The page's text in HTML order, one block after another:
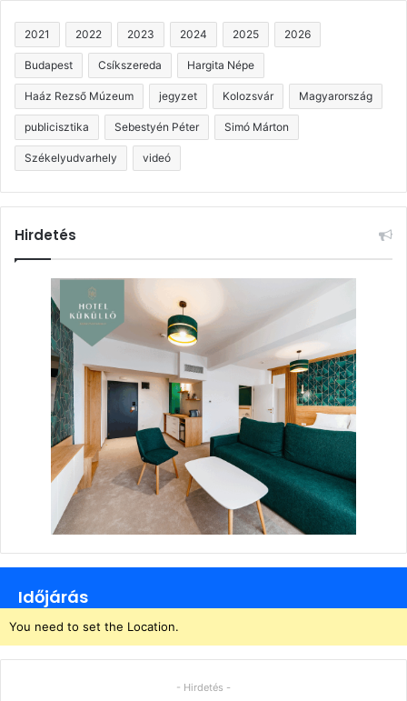
2021 2022 2023 2024 2025 2026
Budapest Csíkszereda Hargita Népe
Haáz Rezső Múzeum jegyzet Kolozsvár Magyarország
publicisztika Sebestyén Péter Simó Márton
Székelyudvarhely videó
Hirdetés
Időjárás
You need to set the Location.
- Hirdetés -